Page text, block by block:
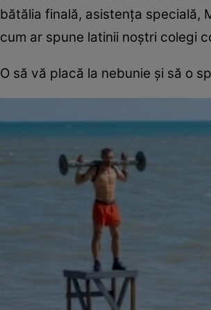
bătălia finală, asistența specială,
cum ar spune latinii noştri colegi
O să vă placă la nebunie şi să o